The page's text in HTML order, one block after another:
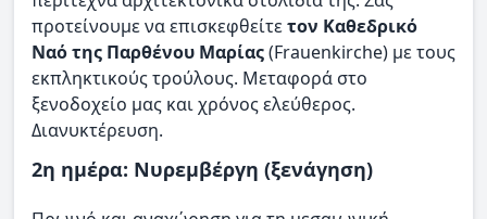
προτείνουμε να επισκεφθείτετον Καθεδρικό
Ναό της Παρθένου Μαρίας(Frauenkirche) με τους
εκπληκτικούς τρούλους. Μεταφορά στο
ξενοδοχείο μας και χρόνος ελεύθερος.
Διανυκτέρευση.
2η ημέρα: Νυρεμβέργη (ξενάγηση)